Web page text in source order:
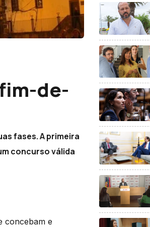
de-
fases. A primeira
concurso válida
concebam e